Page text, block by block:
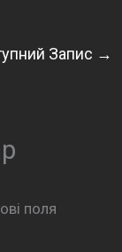
Запис →
поля